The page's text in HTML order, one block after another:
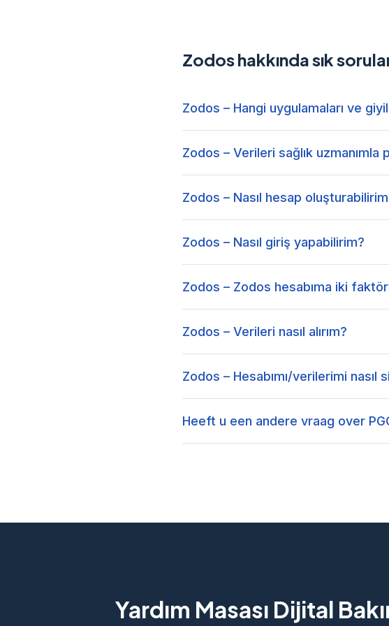
Zodos hakkında sık
Zodos – Hangi uygulamaları ve
Zodos – Verileri sağlık uzmanımla
Zodos – Nasıl hesap
Zodos – Nasıl giriş yapabilirim?
Zodos – Zodos hesabıma iki
Zodos – Verileri nasıl alırım?
Zodos – Hesabımı/verilerimi nasıl
Heeft u een andere vraag over
Yardım Masası Dijital